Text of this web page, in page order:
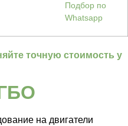
Подбор по
Whatsapp
точную стоимость у
на двигатели